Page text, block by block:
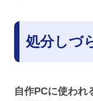
処分しづ
自作PCに使われ